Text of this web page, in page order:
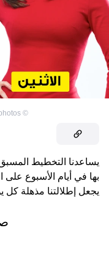
©
يساعدنا التخطيط
بها في أيام الأسبوع
يجعل إطلالتنا مذهلة كل